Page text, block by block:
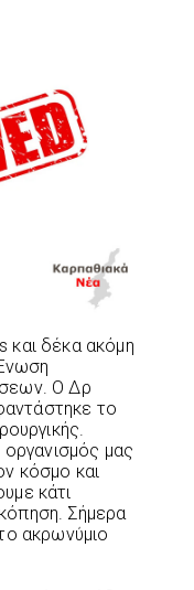
και δέκα ακόμη
Ο Δρ
το
μας
κόσμο και
κάτι
Σήμερα
ακρωνύμιο